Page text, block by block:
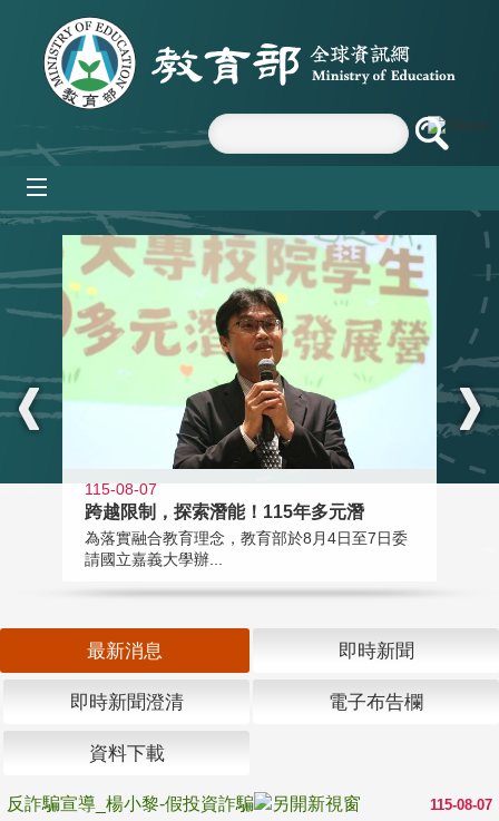
跳到主要內容區塊
:::
115-08-07
跨越限制，探索潛能！115年多元潛
為落實融合教育理念，教育部於8月4日至7日委
請國立嘉義大學辦...
最新消息 即時新聞
即時新聞澄清 電子布告欄
資料下載
115-08-07
反詐騙宣導_楊小黎-假投資詐騙